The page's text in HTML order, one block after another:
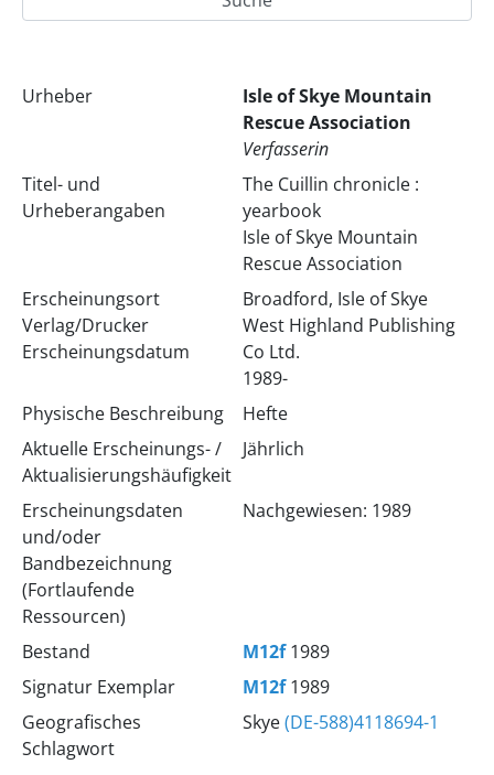
Urheber
Isle of Skye Mountain
Rescue Association
Verfasserin
Titel- und
Urheberangaben
The Cuillin chronicle :
yearbook
Isle of Skye Mountain
Rescue Association
Erscheinungsort
Verlag/Drucker
Erscheinungsdatum
Broadford, Isle of Skye
West Highland Publishing
Co Ltd.
1989-
Physische Beschreibung
Hefte
Aktuelle Erscheinungs- /
Aktualisierungshäufigkeit
Jährlich
Erscheinungsdaten
und/oder
Bandbezeichnung
(Fortlaufende
Ressourcen)
Nachgewiesen: 1989
Bestand M12f 1989
Signatur Exemplar
M12f 1989
Geografisches
Schlagwort
Skye(DE-588)4118694-1